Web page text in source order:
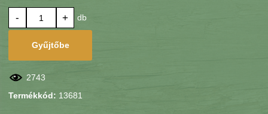
- + db
Gyűjtőbe
2743
Termékkód: 13681